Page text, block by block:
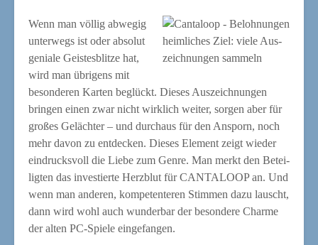
heim­li­ches Ziel: vie­le Aus­
zeich­nun­gen sammeln
Wenn man völ­lig abwe­gig
unter­wegs ist oder abso­lut
genia­le Geis­tes­blit­ze hat,
wird man übri­gens mit
beson­de­ren Kar­ten beglückt. Die­ses Aus­zeich­nun­gen
brin­gen einen zwar nicht wirk­lich wei­ter, sor­gen aber für
gro­ßes Geläch­ter – und durch­aus für den Ansporn, noch
mehr davon zu ent­de­cken. Die­ses Ele­ment zeigt wie­der
ein­drucks­voll die Lie­be zum Gen­re. Man merkt den Betei­
lig­ten das inves­tier­te Herz­blut für CANTALOOP an. Und
wenn man ande­ren, kom­pe­ten­te­ren Stim­men dazu lauscht,
dann wird wohl auch wun­der­bar der beson­de­re Charme
der alten PC-Spie­le eingefangen.